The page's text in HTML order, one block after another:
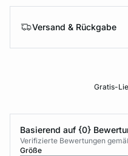
Versand & Rückgabe
Gratis-
Basierend auf {0}
Verifizierte Bewertungen
Größe